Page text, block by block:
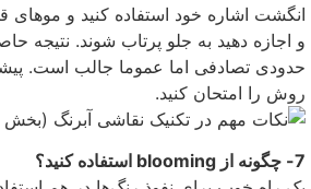
انگشت اشاره خود استفاده کنید و موهای
و اجازه دهید به جلو پرتاب شوند. نتیجه
حدودی تصادفی اما عموما جالب است.
روش را امتحان کنید.
7- چگونه از blooming استفاده کنید؟